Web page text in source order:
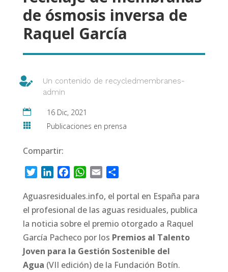
de ósmosis inversa de
Raquel García
 Un contenido de recycledmembranes-
admin
 16 Dic, 2021
 Publicaciones en prensa
Compartir:
TwitterLinkedInFacebookWhatsApp
Email
Aguasresiduales.info, el portal en España para
el profesional de las aguas residuales, publica
la noticia sobre el premio otorgado a Raquel
García Pacheco por los Premios al Talento
Joven para la Gestión Sostenible del
Agua (VII edición) de la Fundación Botín.